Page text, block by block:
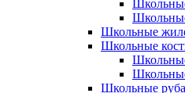
Школьные
Школьные
Школьные